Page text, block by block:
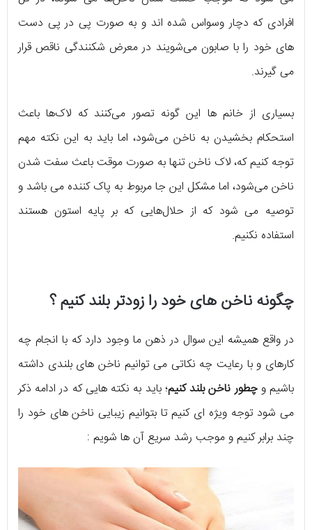
افرادی که دچار وسواس شده اند و به صورت پی در پی دست
های خود را با صابون می‌شویند در معرض شکنندگی ناقص قرار
می گیرند.
بسیاری از خانم ها این گونه تصور می‌کنند که لاک‌ها باعث
استحکام بخشیدن به ناخن می‌شود، اما باید به این نکته مهم
توجه کنیم که، لاک ناخن تنها به صورت موقت باعث سفت شدن
ناخن می‌شود، اما مشکل این جا مربوط به پاک کننده می باشد و
توصیه می شود که از حلال‌هایی که بر پایه استون هستند
استفاده نکنیم.
چگونه ناخن های خود را زودتر بلند کنیم ؟
در واقع همیشه این سوال در ذهن ما وجود دارد که با انجام چه
کارهای و با رعایت چه نکاتی می توانیم ناخن های بلندی داشته
باشیم وچطور ناخن بلند کنیم؛ باید به نکته هایی که در ادامه ذکر
می شود توجه ویژه ای کنیم تا بتوانیم زیبایی ناخن های خود را
چند برابر کنیم و موجب رشد سریع آن ها شویم :